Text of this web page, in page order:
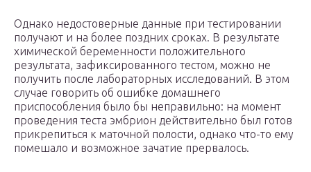
Однако недостоверные данные при тестировании
получают и на более поздних сроках. В результате
химической беременности положительного
результата, зафиксированного тестом, можно не
получить после лабораторных исследований. В этом
случае говорить об ошибке домашнего
приспособления было бы неправильно: на момент
проведения теста эмбрион действительно был готов
прикрепиться к маточной полости, однако что-то ему
помешало и возможное зачатие прервалось.